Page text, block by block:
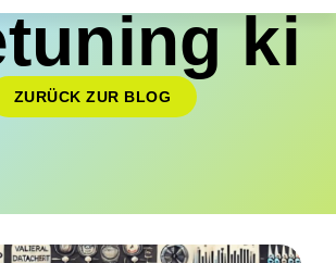
ki
ZURÜCK ZUR BLOG